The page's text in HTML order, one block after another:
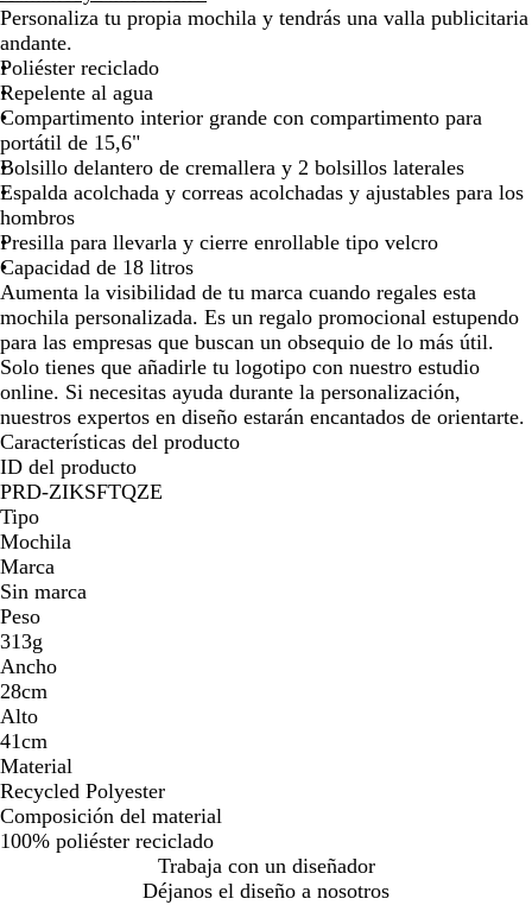
la
imagen
la
la
la
la
la
la
la
a
c
k
u
l
r
e
a
l
u
l
m
a
r
i
n
o
j
o
r
d
e
o
l
i
v
a
i
s
c
l
a
r
o
t
m
e
a
l
l
a
c
i
c
k
l
e
B
l
u
e
Personaliza tu propia mochila y tendrás una valla publicitaria
andante.
Poliéster reciclado
Repelente al agua
Compartimento interior grande con compartimento para
portátil de 15,6"
Bolsillo delantero de cremallera y 2 bolsillos laterales
Espalda acolchada y correas acolchadas y ajustables para los
hombros
Presilla para llevarla y cierre enrollable tipo velcro
Capacidad de 18 litros
Aumenta la visibilidad de tu marca cuando regales esta
mochila personalizada. Es un regalo promocional estupendo
para las empresas que buscan un obsequio de lo más útil.
Solo tienes que añadirle tu logotipo con nuestro estudio
online. Si necesitas ayuda durante la personalización,
nuestros expertos en diseño estarán encantados de orientarte.
Características del producto
ID del producto
PRD-ZIKSFTQZE
Tipo
Mochila
Marca
Sin marca
Peso
313g
Ancho
28cm
Alto
41cm
Material
Recycled Polyester
Composición del material
100% poliéster reciclado
Trabaja con un diseñador
Déjanos el diseño a nosotros